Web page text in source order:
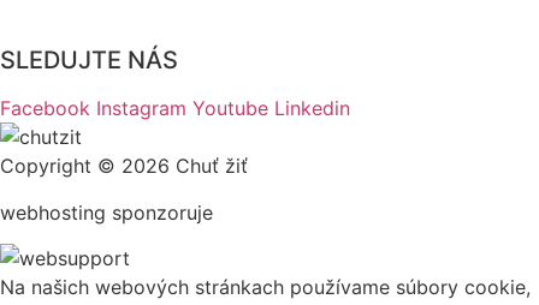
SLEDUJTE NÁS
Facebook Instagram Youtube Linkedin
Copyright © 2026 Chuť žiť
webhosting sponzoruje
Na našich webových stránkach používame súbory cookie,